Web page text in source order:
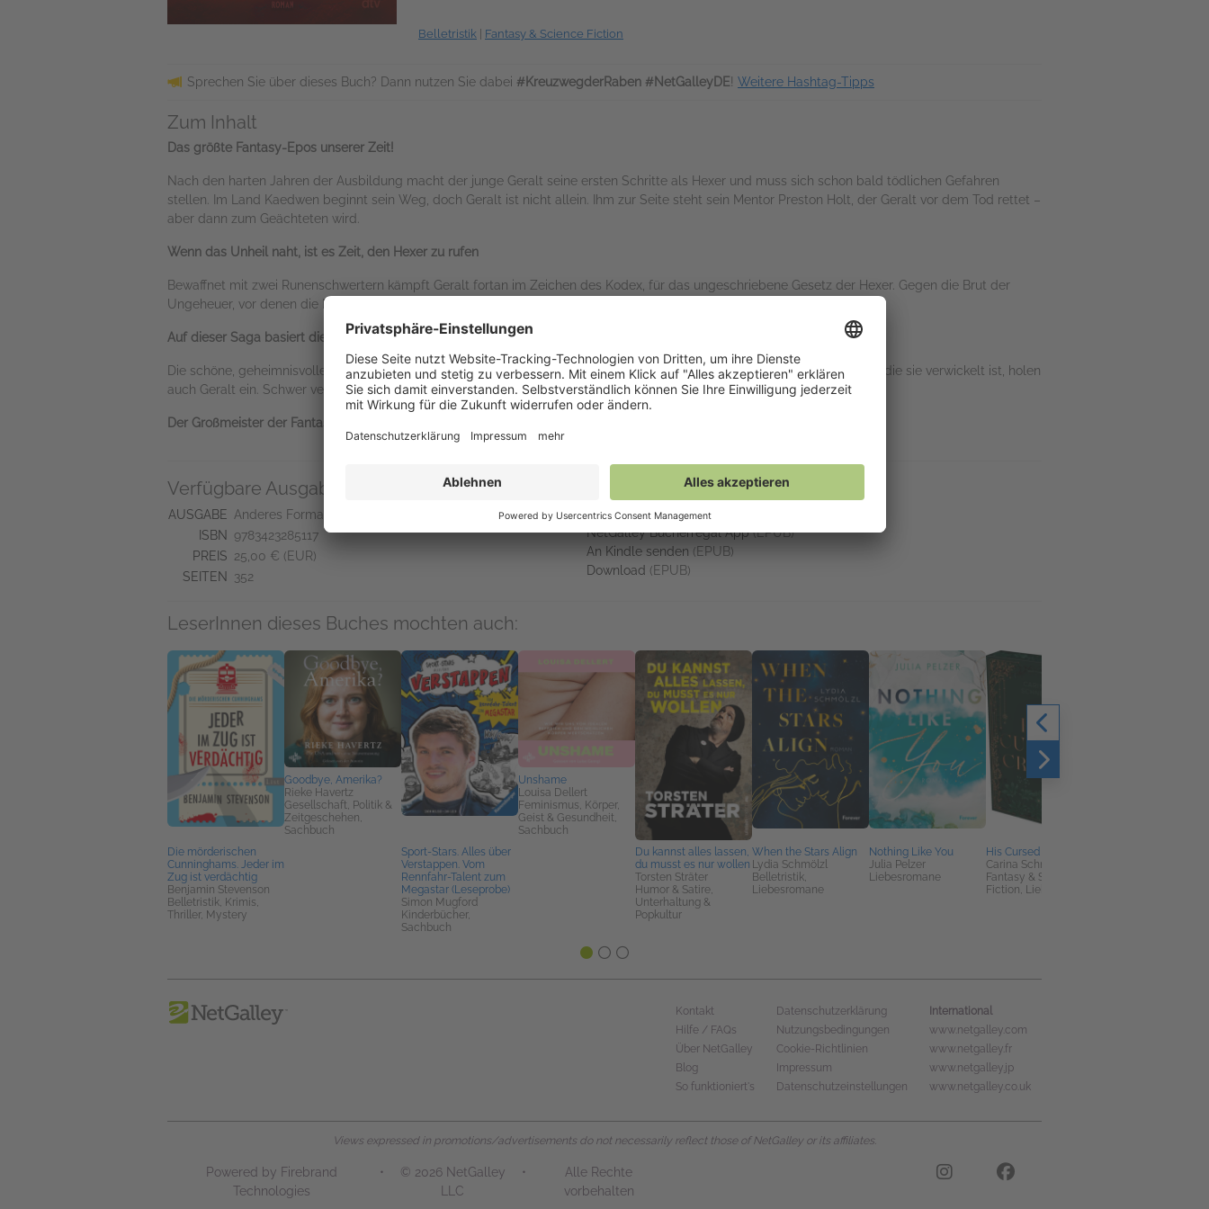
Belletristik Fantasy & Science Fiction
Sprechen Sie über dieses Buch? Dann nutzen Sie dabei #KreuzwegderRaben #NetGalleyDE! Weitere Hashtag-Tipps
Zum Inhalt
Das größte Fantasy-Epos unserer Zeit!
Nach den harten Jahren der Ausbildung macht der junge Geralt seine ersten Schritte als Hexer und muss sich schon bald tödlichen Gefahren
stellen. Im Land Kaedwen beginnt sein Weg, doch Geralt ist nicht allein. Ihm zur Seite steht sein Mentor Preston Holt, der Geralt vor dem Tod rettet –
aber dann zum Geächteten wird.
Wenn das Unheil naht, ist es Zeit, den Hexer zu rufen
Bewaffnet mit zwei Runenschwertern kämpft Geralt fortan im Zeichen des Kodex, für das ungeschriebene Gesetz der Hexer. Gegen die Brut der
Ungeheuer, vor denen die Menschheit erzittert. …
Auf dieser Saga basiert die erfolgreiche netflix-Serie
Die schöne, geheimnisvolle Zauberin Vrai Natteraven scheint seine wichtigste Verbündete zu werden, doch die Intrigen, in die sie verwickelt ist, holen
auch Geralt ein. Schwer verwundet, muss er sich dem Bösen stellen.
Der Großmeister der Fantasy kehrt zurück in die Jugendjahre von Geralt
Verfügbare Ausgaben
AUSGABE Anderes Format
ISBN
9783423285117
PREIS 25,00 € (EUR)
SEITEN
352
Links
mehr zum Buch
Auf NetGalley verfügbar
NetGalley-Reader(EPUB)
NetGalley Bücherregal App(EPUB)
An Kindle senden (EPUB)
Download (EPUB)
LeserInnen dieses Buches mochten auch:
Die mörderischen
Cunninghams. Jeder im
Zug ist verdächtig
Benjamin Stevenson
Belletristik, Krimis,
Thriller, Mystery
Goodbye, Amerika?
Rieke Havertz
Gesellschaft, Politik &
Zeitgeschehen,
Sachbuch
Sport-Stars. Alles über
Verstappen. Vom
Rennfahr-Talent zum
Megastar (Leseprobe)
Simon Mugford
Kinderbücher,
Sachbuch
Unshame
Louisa Dellert
Feminismus, Körper,
Geist & Gesundheit,
Sachbuch
Du kannst alles lassen,
du musst es nur wollen
Torsten Sträter
Humor & Satire,
Unterhaltung &
Popkultur
When the Stars Align
Lydia Schmölzl
Belletristik,
Liebesromane
Nothing Like You
Julia Pelzer
Liebesromane
His Cursed Crown
Carina Schnell
Fantasy & Science
Fiction, Liebesromane
Kontakt
Hilfe / FAQs
Über NetGalley
Blog
So funktioniert's
Datenschutzerklärung
Nutzungsbedingungen
Cookie-Richtlinien
Impressum
Datenschutzeinstellungen
International
www.netgalley.com
www.netgalley.fr
www.netgalley.jp
www.netgalley.co.uk
Views expressed in promotions/advertisements do not necessarily reflect those of NetGalley or its affiliates.
Powered by Firebrand
Technologies
•
© 2026 NetGalley
LLC
•
Alle Rechte
vorbehalten